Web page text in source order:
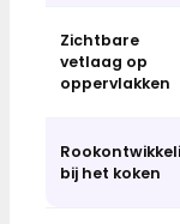
Zichtbare
vetlaag op
oppervlakken
bij het koken